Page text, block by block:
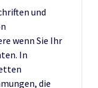
und
wenn Sie Ihr
In
die